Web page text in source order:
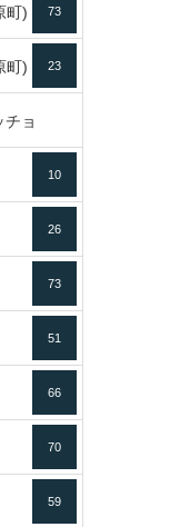
133
町) 73
町) 23
チョ
16
10
26
73
51
66
70
59